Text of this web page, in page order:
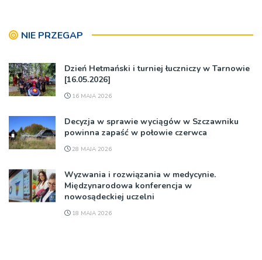
NIE PRZEGAP
Dzień Hetmański i turniej łuczniczy w Tarnowie
[16.05.2026]
16 MAJA 2026
Decyzja w sprawie wyciągów w Szczawniku
powinna zapaść w połowie czerwca
28 MAJA 2026
Wyzwania i rozwiązania w medycynie.
Międzynarodowa konferencja w
nowosądeckiej uczelni
18 MAJA 2026